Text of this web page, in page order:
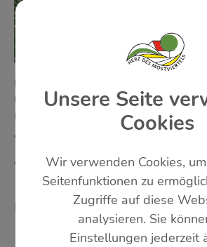
BIBERBACH: MITTWOCH, 07.
UHR BIS MITTWOCH, 25.
UHR
YOGA - SANDRA
Yoga für Anfänger und
Körper- und Atemübungen,
18:00-19:30 Uhr
Unsere Seite
Cookies
Wir verwenden Cookies,
Seitenfunktionen zu
Zugriffe auf diese
analysieren. Sie
Einstellungen jederzeit